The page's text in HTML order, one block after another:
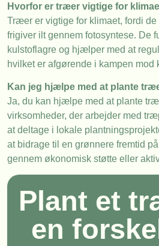
Hvorfor er træer vigtige for
Træer er vigtige for klimaet, fordi
frigiver ilt gennem fotosyntese. De
kulstoflagre og hjælper med at
hvilket er afgørende i kampen mod
Kan jeg hjælpe med at plante
Ja, du kan hjælpe med at plante
virksomheder, der arbejder med
at deltage i lokale
at bidrage til en grønnere fremtid
gennem økonomisk støtte eller
Plant et
en